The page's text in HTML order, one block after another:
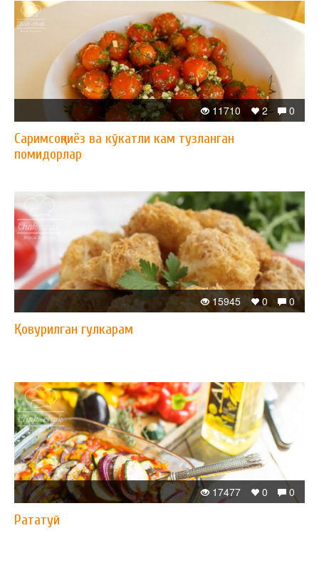
0
2
11710
Саримсоқпиёз ва кўкатли кам тузланган
помидорлар
0
0
15945
Қовурилган гулкарам
0
0
17477
Рататуй